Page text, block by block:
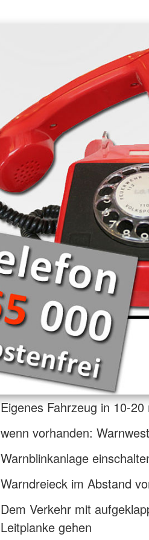
Eigenes Fahrzeug in 10-
wenn vorhanden:
Warnblinkanlage
Warndreieck im Abstand
Dem Verkehr mit
Leitplanke gehen